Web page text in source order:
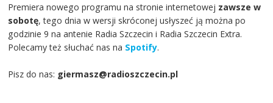
Premiera nowego programu na stronie internetowej zawsze w
sobotę, tego dnia w wersji skróconej usłyszeć ją można po
godzinie 9 na antenie Radia Szczecin i Radia Szczecin Extra.
Polecamy też słuchać nas na Spotify.
Pisz do nas: giermasz@radioszczecin.pl